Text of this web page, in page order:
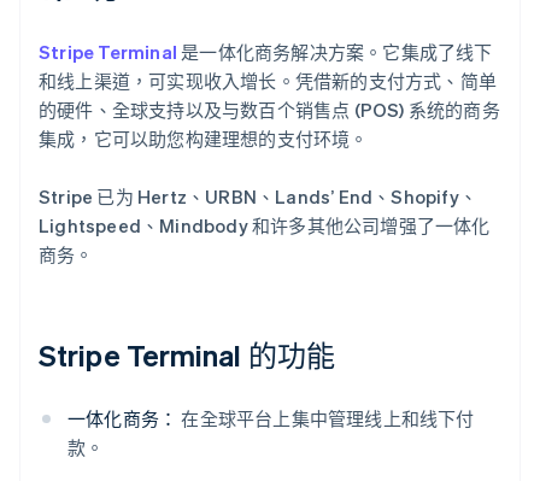
Stripe Terminal 是一体化商务解决方案。它集成了线下
和线上渠道，可实现收入增长。凭借新的支付方式、简单
的硬件、全球支持以及与数百个销售点 (POS) 系统的商务
集成，它可以助您构建理想的支付环境。
Stripe 已为 Hertz、URBN、Lands’ End、Shopify、
Lightspeed、Mindbody 和许多其他公司增强了一体化
商务。
Stripe Terminal 的功能
一体化商务： 在全球平台上集中管理线上和线下付
款。